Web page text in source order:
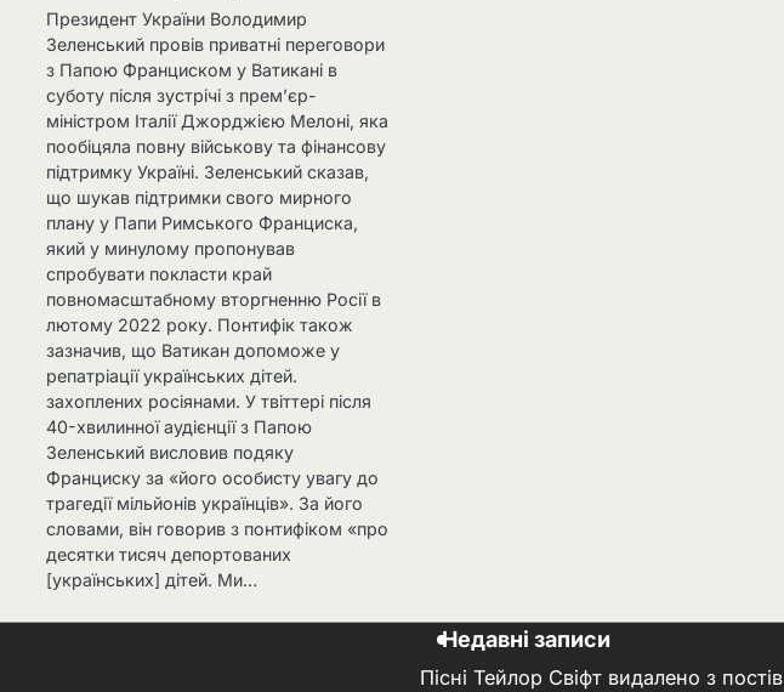
Президент України Володимир
Зеленський провів приватні переговори
з Папою Франциском у Ватикані в
суботу після зустрічі з прем’єр-
міністром Італії Джорджією Мелоні, яка
пообіцяла повну військову та фінансову
підтримку Україні. Зеленський сказав,
що шукав підтримки свого мирного
плану у Папи Римського Франциска,
який у минулому пропонував
спробувати покласти край
повномасштабному вторгненню Росії в
лютому 2022 року. Понтифік також
зазначив, що Ватикан допоможе у
репатріації українських дітей.
захоплених росіянами. У твіттері після
40-хвилинної аудієнції з Папою
Зеленський висловив подяку
Франциску за «його особисту увагу до
трагедії мільйонів українців». За його
словами, він говорив з понтифіком «про
десятки тисяч депортованих
[українських] дітей. Ми…
Недавні записи
Пісні Тейлор Свіфт видалено з постів